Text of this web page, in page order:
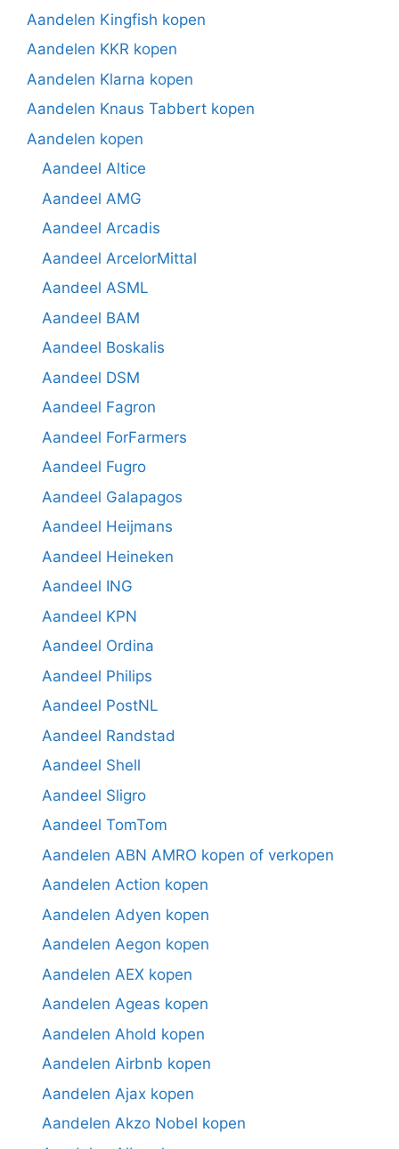
Aandelen Kingfish kopen
Aandelen KKR kopen
Aandelen Klarna kopen
Aandelen Knaus Tabbert kopen
Aandelen kopen
Aandeel Altice
Aandeel AMG
Aandeel Arcadis
Aandeel ArcelorMittal
Aandeel ASML
Aandeel BAM
Aandeel Boskalis
Aandeel DSM
Aandeel Fagron
Aandeel ForFarmers
Aandeel Fugro
Aandeel Galapagos
Aandeel Heijmans
Aandeel Heineken
Aandeel ING
Aandeel KPN
Aandeel Ordina
Aandeel Philips
Aandeel PostNL
Aandeel Randstad
Aandeel Shell
Aandeel Sligro
Aandeel TomTom
Aandelen ABN AMRO kopen of verkopen
Aandelen Action kopen
Aandelen Adyen kopen
Aandelen Aegon kopen
Aandelen AEX kopen
Aandelen Ageas kopen
Aandelen Ahold kopen
Aandelen Airbnb kopen
Aandelen Ajax kopen
Aandelen Akzo Nobel kopen